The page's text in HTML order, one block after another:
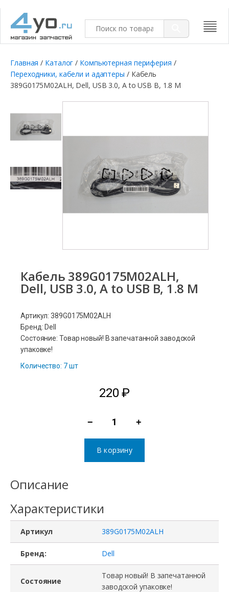
Главная / Каталог / Компьютерная периферия /
Переходники, кабели и адаптеры / Кабель
389G0175M02ALH, Dell, USB 3.0, A to USB B, 1.8 M
Кабель 389G0175M02ALH,
Dell, USB 3.0, A to USB B, 1.8 M
Артикул: 389G0175M02ALH
Бренд: Dell
Состояние: Товар новый! В запечатанной заводской
упаковке!
Количество: 7 шт
220₽
−
USB
3.0,
A
to
USB
+
В корзину
Описание
Характеристики
Артикул 389G0175M02ALH
Бренд: Dell
Состояние
Товар новый! В запечатанной
заводской упаковке!